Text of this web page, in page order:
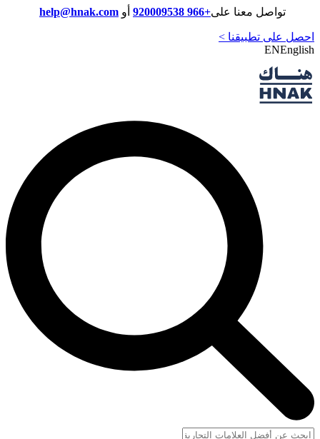
تواصل معنا على+966 920009538 أو help@hnak.com
احصل على تطبيقنا >
ENEnglish